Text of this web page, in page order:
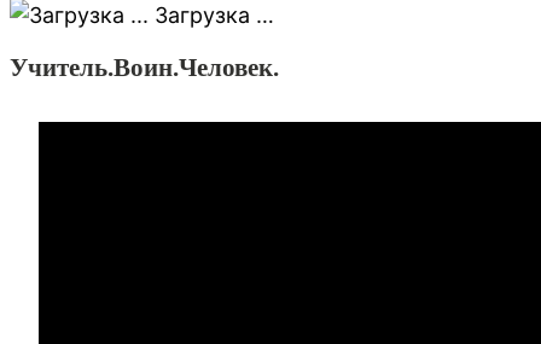
Загрузка …
Учитель.Воин.Человек.